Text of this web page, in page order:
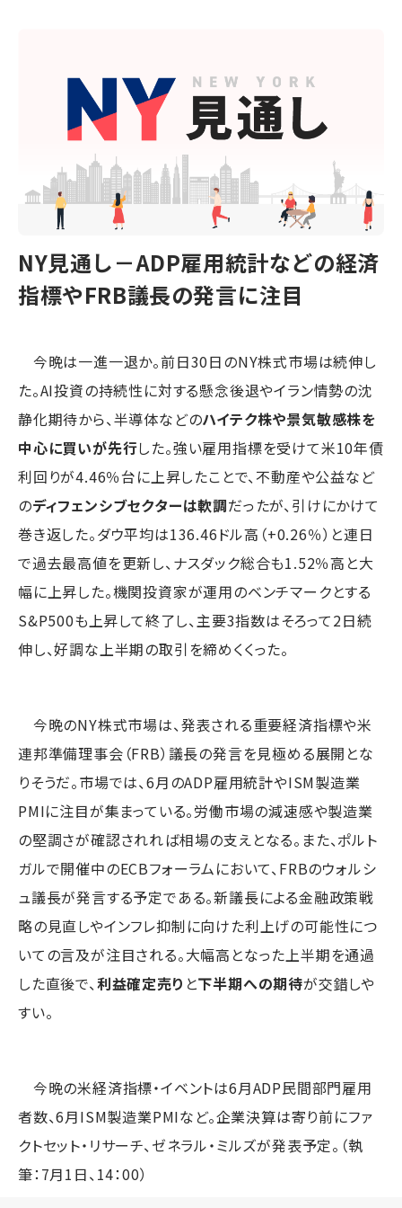
NY見通し－ADP雇用統計などの経済
指標やFRB議長の発言に注目
今晩は一進一退か。前日30日のNY株式市場は続伸し
た。AI投資の持続性に対する懸念後退やイラン情勢の沈
静化期待から、半導体などのハイテク株や景気敏感株を
中心に買いが先行した。強い雇用指標を受けて米10年債
利回りが4.46％台に上昇したことで、不動産や公益など
のディフェンシブセクターは軟調だったが、引けにかけて
巻き返した。ダウ平均は136.46ドル高（+0.26％）と連日
で過去最高値を更新し、ナスダック総合も1.52％高と大
幅に上昇した。機関投資家が運用のベンチマークとする
S&P500も上昇して終了し、主要3指数はそろって2日続
伸し、好調な上半期の取引を締めくくった。
今晩のNY株式市場は、発表される重要経済指標や米
連邦準備理事会（FRB）議長の発言を見極める展開とな
りそうだ。市場では、6月のADP雇用統計やISM製造業
PMIに注目が集まっている。労働市場の減速感や製造業
の堅調さが確認されれば相場の支えとなる。また、ポルト
ガルで開催中のECBフォーラムにおいて、FRBのウォルシ
ュ議長が発言する予定である。新議長による金融政策戦
略の見直しやインフレ抑制に向けた利上げの可能性につ
いての言及が注目される。大幅高となった上半期を通過
した直後で、利益確定売り と下半期への期待が交錯しや
すい。
今晩の米経済指標・イベントは6月ADP民間部門雇用
者数、6月ISM製造業PMIなど。企業決算は寄り前にファ
クトセット・リサーチ、ゼネラル・ミルズが発表予定。（執
筆：7月1日、14：00）